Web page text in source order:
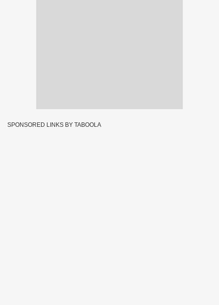
SPONSORED LINKS BY TABOOLA